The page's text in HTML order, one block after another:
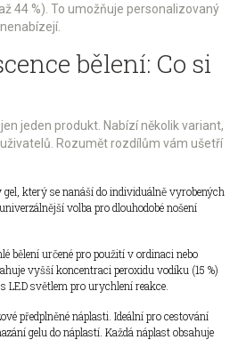
44 %). To umožňuje personalizovaný
bělení: Co si
jeden produkt. Nabízí několik variant,
Rozumět rozdílům vám ušetří
který se nanáší do individuálně vyrobených
volba pro dlouhodobé nošení
bělení určené pro použití v ordinaci nebo
vyšší koncentraci peroxidu vodíku (15 %)
LED světlem pro urychlení reakce.
předplněné náplasti. Ideální pro cestování
gelu do náplastí. Každá náplast obsahuje